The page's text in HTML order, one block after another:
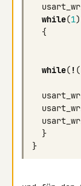
while(1)
{
while( ! (
}
}